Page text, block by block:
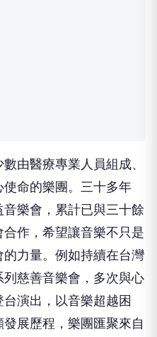
醫療專業人員組成、
命的樂團。三十多年
樂會，累計已與三十餘
作，希望讓音樂不只是
力量。例如持續在台灣
慈善音樂會，多次與心
演出，以音樂超越困
展歷程，樂團匯聚來自